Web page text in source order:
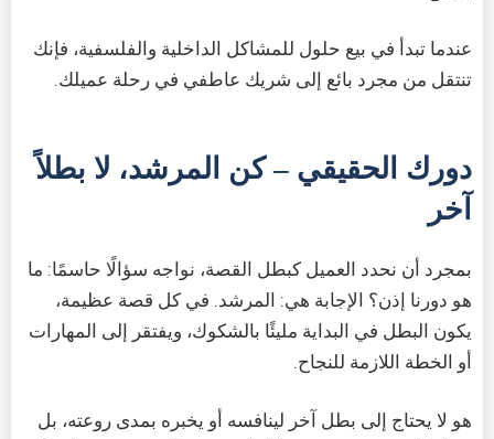
عندما تبدأ في بيع حلول للمشاكل الداخلية والفلسفية، فإنك
تنتقل من مجرد بائع إلى شريك عاطفي في رحلة عميلك.
دورك الحقيقي – كن المرشد، لا بطلاً
آخر
بمجرد أن نحدد العميل كبطل القصة، نواجه سؤالًا حاسمًا: ما
هو دورنا إذن؟ الإجابة هي: المرشد. في كل قصة عظيمة،
يكون البطل في البداية مليئًا بالشكوك، ويفتقر إلى المهارات
أو الخطة اللازمة للنجاح.
هو لا يحتاج إلى بطل آخر لينافسه أو يخبره بمدى روعته، بل